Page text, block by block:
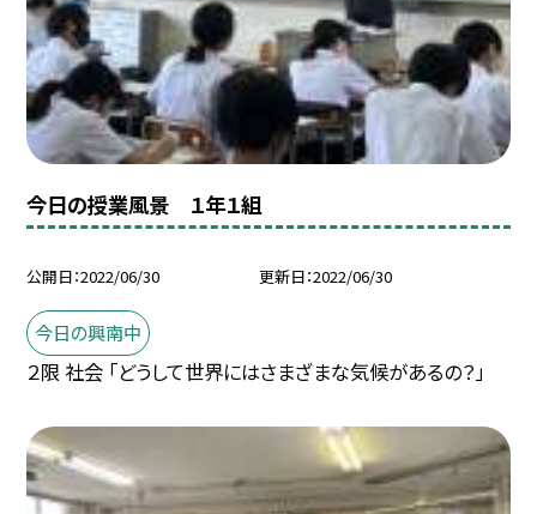
今日の授業風景 １年１組
公開日 2022/06/30 更新日 2022/06/30
今日の興南中
２限 社会 「どうして世界にはさまざまな気候があるの？」